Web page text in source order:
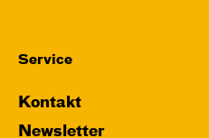
Service
Kontakt
Newsletter